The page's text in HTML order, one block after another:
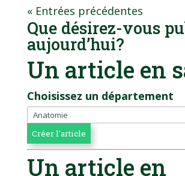
« Entrées précédentes
Que désirez-vous
aujourd’hui?
Un article en
Choisissez un département
Un article en